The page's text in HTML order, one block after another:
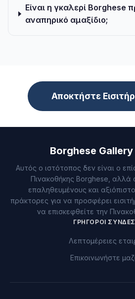
Είναι η γκαλερί Borghese
αναπηρικό αμαξίδιο;
Αποκτήστε
Borghese
Αυτός ο ιστότοπος δεν είναι ο
Πινακοθήκης Borghese, αλλά
επαληθευμένους και
πράκτορες για να προσφέρει
να επισκεφθείτε την
ΓΡΉΓΟΡΟΙ
Λεπτομέρειες
Επικοινωνήστε